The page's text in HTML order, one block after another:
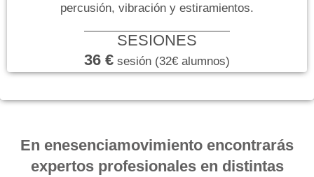
percusión, vibración y estiramientos.
SESIONES
36 € sesión (32€ alumnos)
En enesenciamovimiento encontrarás
expertos profesionales en distintas